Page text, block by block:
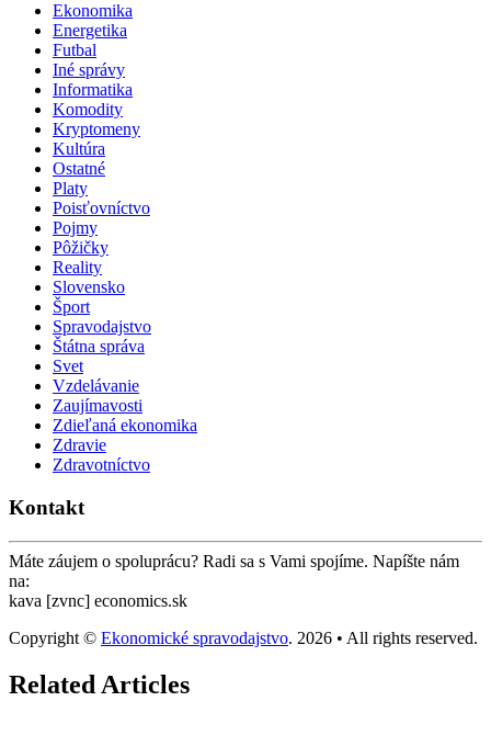
Ekonomika
Energetika
Futbal
Iné správy
Informatika
Komodity
Kryptomeny
Kultúra
Ostatné
Platy
Poisťovníctvo
Pojmy
Pôžičky
Reality
Slovensko
Šport
Spravodajstvo
Štátna správa
Svet
Vzdelávanie
Zaujímavosti
Zdieľaná ekonomika
Zdravie
Zdravotníctvo
Kontakt
Máte záujem o spoluprácu? Radi sa s Vami spojíme. Napíšte nám
na:
kava [zvnc] economics.sk
Copyright © Ekonomické spravodajstvo. 2026 • All rights reserved.
Related Articles